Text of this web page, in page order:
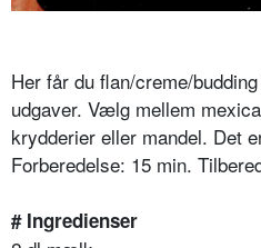
Her får du flan/creme/
udgaver. Vælg mellem
krydderier eller mandel. Det
Forberedelse: 15 min.
# Ingredienser